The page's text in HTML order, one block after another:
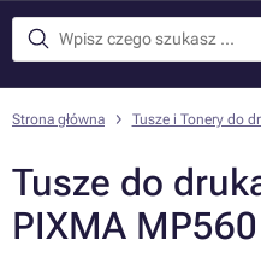
Strona główna Tusze i Tonery do
Tusze do
PIXMA MP560